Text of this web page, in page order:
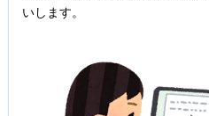
いします。